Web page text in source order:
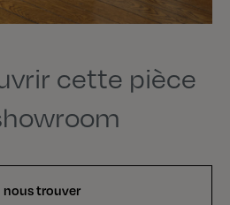
cette pièce
nous trouver